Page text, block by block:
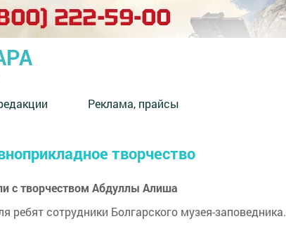
Реклама, прайсы
творчество
с творчеством Абдуллы Алиша
ребят сотрудники Болгарского музея-заповедника.